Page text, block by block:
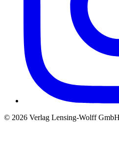
© 2026 Verlag Lensing-Wolff